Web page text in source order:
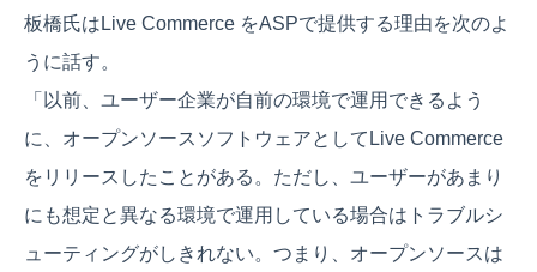
板橋氏はLive Commerce をASPで提供する理由を次のよ
うに話す。
「以前、ユーザー企業が自前の環境で運用できるよう
に、オープンソースソフトウェアとしてLive Commerce
をリリースしたことがある。ただし、ユーザーがあまり
にも想定と異なる環境で運用している場合はトラブルシ
ューティングがしきれない。つまり、オープンソースは